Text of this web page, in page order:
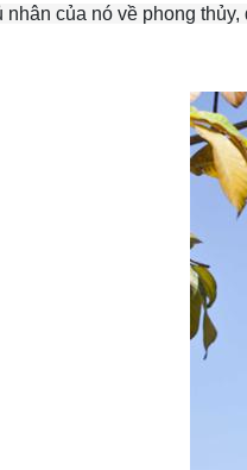
nhân của nó về phong